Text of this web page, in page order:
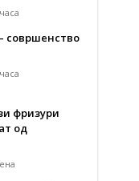
совршенство
фризури
од